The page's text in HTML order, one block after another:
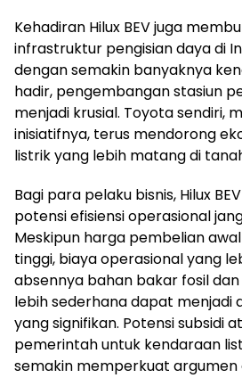
Kehadiran Hilux BEV juga
infrastruktur pengisian daya di
dengan semakin banyaknya
hadir, pengembangan stasiun
menjadi krusial. Toyota sendiri,
inisiatifnya, terus mendorong
listrik yang lebih matang di
Bagi para pelaku bisnis, Hilux
potensi efisiensi operasional
Meskipun harga pembelian
tinggi, biaya operasional yang
absennya bahan bakar fosil
lebih sederhana dapat menjadi
yang signifikan. Potensi subsidi
pemerintah untuk kendaraan
semakin memperkuat argumen